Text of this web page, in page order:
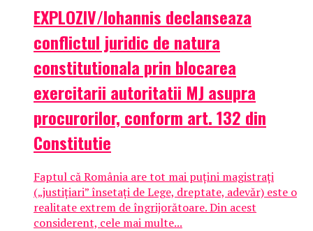
EXPLOZIV/Iohannis declanseaza
conflictul juridic de natura
constitutionala prin blocarea
exercitarii autoritatii MJ asupra
procurorilor, conform art. 132 din
Constitutie
Faptul că România are tot mai puțini magistrați
(„justițiari” însetați de Lege, dreptate, adevăr) este o
realitate extrem de îngrijorătoare. Din acest
considerent, cele mai multe...